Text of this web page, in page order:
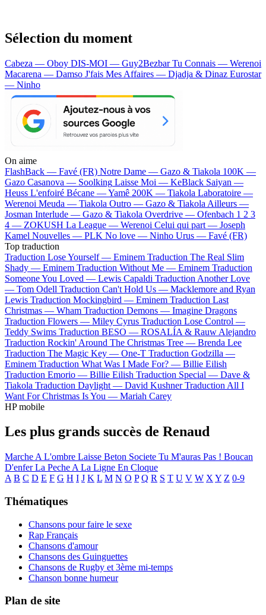
Sélection du moment
Cabeza — Oboy DIS-MOI — Guy2BezbarTu Connais — Werenoi
Macarena — Damso J'fais Mes Affaires — Djadja & Dinaz Eurostar
— Ninho
On aime
FlashBack — Favé (FR) Notre Dame — Gazo & Tiakola 100K —
Gazo Casanova — Soolking Laisse Moi — KeBlack Saiyan —
Heuss L'enfoiré Bécane —Yamê 200K — Tiakola Laboratoire —
Werenoi Meuda — Tiakola Outro — Gazo & Tiakola Ailleurs —
Josman Interlude — Gazo & Tiakola Overdrive — Ofenbach 1 2 3
4 — ZOKUSH La League — Werenoi Celui qui part — Joseph
Kamel Nouvelles — PLK No love — Ninho Urus — Favé (FR)
Top traduction
Traduction Lose Yourself — Eminem Traduction The Real Slim
Shady — Eminem Traduction Without Me — Eminem Traduction
Someone You Loved — Lewis Capaldi Traduction Another Love
— Tom Odell Traduction Can't Hold Us — Macklemore and Ryan
Lewis Traduction Mockingbird — Eminem Traduction Last
Christmas — Wham Traduction Demons — Imagine Dragons
Traduction Flowers — Miley Cyrus Traduction Lose Control —
Teddy Swims Traduction BESO — ROSALÍA & Rauw Alejandro
Traduction Rockin' Around The Christmas Tree — Brenda Lee
Traduction The Magic Key — One-T Traduction Godzilla —
Eminem Traduction What Was I Made For? — Billie Eilish
Traduction Emorio — Billie Eilish Traduction Special — Dave &
Tiakola Traduction Daylight — David Kushner Traduction All I
Want For Christmas Is You — Mariah Carey
HP mobile
Les plus grands succès de Renaud
Marche A L'ombre Laisse Beton Societe Tu M'auras Pas ! Boucan
D'enferLa Peche A La Ligne En Cloque
A B C D E F G H I J K L M N O P Q R S T U V W X Y Z 0-9
Thématiques
Chansons pour faire le sexe
Rap Français
Chansons d'amour
Chansons des Guinguettes
Chansons de Rugby et 3ème mi-temps
Chanson bonne humeur
Plan de site